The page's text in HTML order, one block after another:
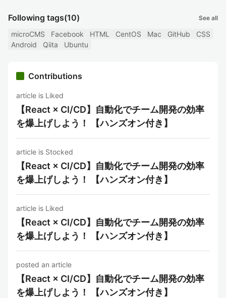
Following tags(10) See all
microCMS Facebook HTML CentOS Mac GitHub
CSS
Android
Qiita Ubuntu
Contributions
article is Liked
【React × CI/CD】自動化でチーム開発の効率
を爆上げしよう！ 【ハンズオン付き】
article is Stocked
【React × CI/CD】自動化でチーム開発の効率
を爆上げしよう！ 【ハンズオン付き】
article is Liked
【React × CI/CD】自動化でチーム開発の効率
を爆上げしよう！ 【ハンズオン付き】
posted an article
【React × CI/CD】自動化でチーム開発の効率
を爆上げしよう！ 【ハンズオン付き】